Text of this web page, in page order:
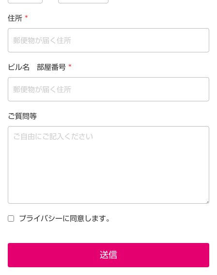
住所*
ビル名 部屋番号*
ご質問等
プライバシーに同意します。
送信